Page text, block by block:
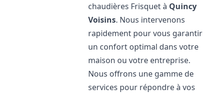
chaudières Frisquet à Quincy
Voisins. Nous intervenons
rapidement pour vous garantir
un confort optimal dans votre
maison ou votre entreprise.
Nous offrons une gamme de
services pour répondre à vos